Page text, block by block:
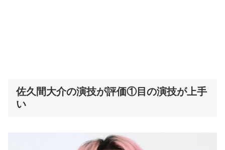
佐久間大介の演技が評価①目の演技が上手
い